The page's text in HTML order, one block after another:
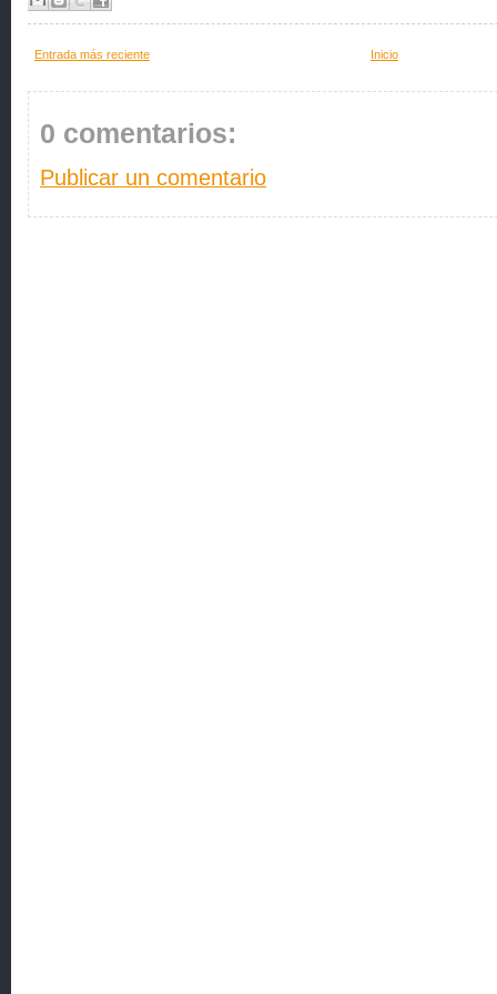
Entrada más reciente Inicio
0 comentarios:
Publicar un comentario